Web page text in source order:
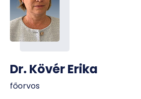
Dr. Kövér Erika
főorvos